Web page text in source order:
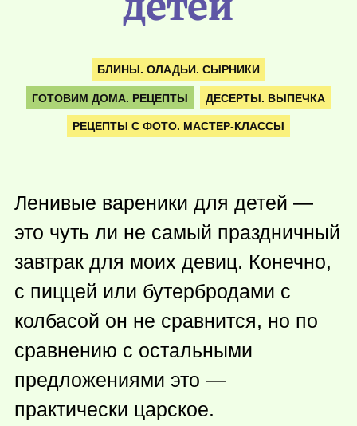
БЛИНЫ. ОЛАДЬИ. СЫРНИКИ
ГОТОВИМ ДОМА. РЕЦЕПТЫ ДЕСЕРТЫ. ВЫПЕЧКА
РЕЦЕПТЫ С ФОТО. МАСТЕР-КЛАССЫ
Ленивые вареники для детей —
это чуть ли не самый праздничный
завтрак для моих девиц. Конечно,
с пиццей или бутербродами с
колбасой он не сравнится, но по
сравнению с остальными
предложениями это —
практически царское.